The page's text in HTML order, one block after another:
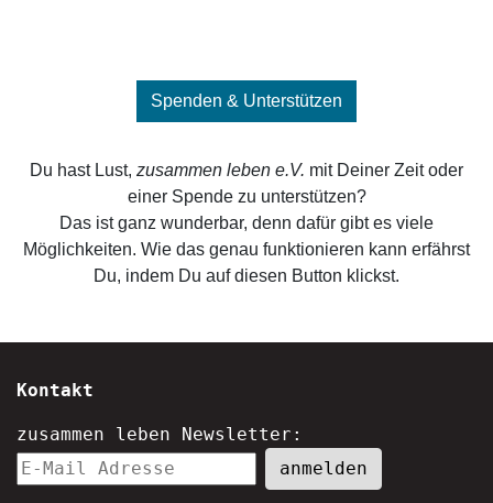
Spenden & Unterstützen
Du hast Lust, zusammen leben e.V. mit Deiner Zeit oder
einer Spende zu unterstützen?
Das ist ganz wunderbar, denn dafür gibt es viele
Möglichkeiten. Wie das genau funktionieren kann erfährst
Du, indem Du auf diesen Button klickst.
Kontakt
zusammen leben Newsletter: